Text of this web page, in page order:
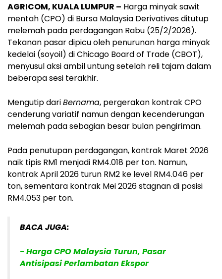
AGRICOM, KUALA LUMPUR – Harga minyak sawit
mentah (CPO) di Bursa Malaysia Derivatives ditutup
melemah pada perdagangan Rabu (25/2/2026).
Tekanan pasar dipicu oleh penurunan harga minyak
kedelai (soyoil) di Chicago Board of Trade (CBOT),
menyusul aksi ambil untung setelah reli tajam dalam
beberapa sesi terakhir.
Mengutip dariBernama, pergerakan kontrak CPO
cenderung variatif namun dengan kecenderungan
melemah pada sebagian besar bulan pengiriman.
Pada penutupan perdagangan, kontrak Maret 2026
naik tipis RM1 menjadi RM4.018 per ton. Namun,
kontrak April 2026 turun RM2 ke level RM4.046 per
ton, sementara kontrak Mei 2026 stagnan di posisi
RM4.053 per ton.
BACA JUGA:
- Harga CPO Malaysia Turun, Pasar
Antisipasi Perlambatan Ekspor